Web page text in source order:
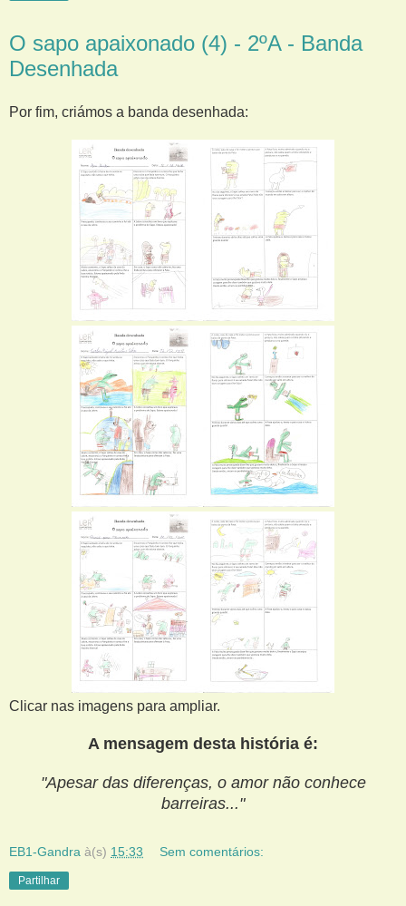
O sapo apaixonado (4) - 2ºA - Banda
Desenhada
Por fim, criámos a banda desenhada:
Clicar nas imagens para ampliar.
A mensagem desta história é:
"Apesar das diferenças, o amor não conhece
barreiras..."
EB1-Gandra à(s) 15:33 Sem comentários:
Partilhar